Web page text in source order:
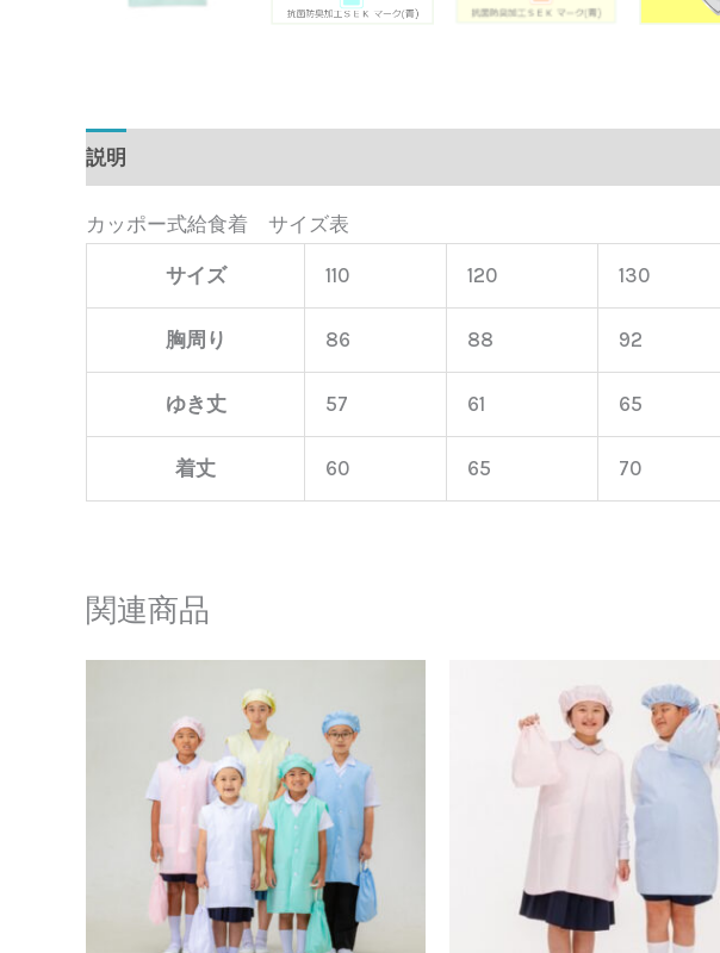
説明
カッポー式給食着 サイズ表
サイズ 110 120 130
胸周り 86 88 92
ゆき丈 57 61 65
着丈 60 65 70
関連商品